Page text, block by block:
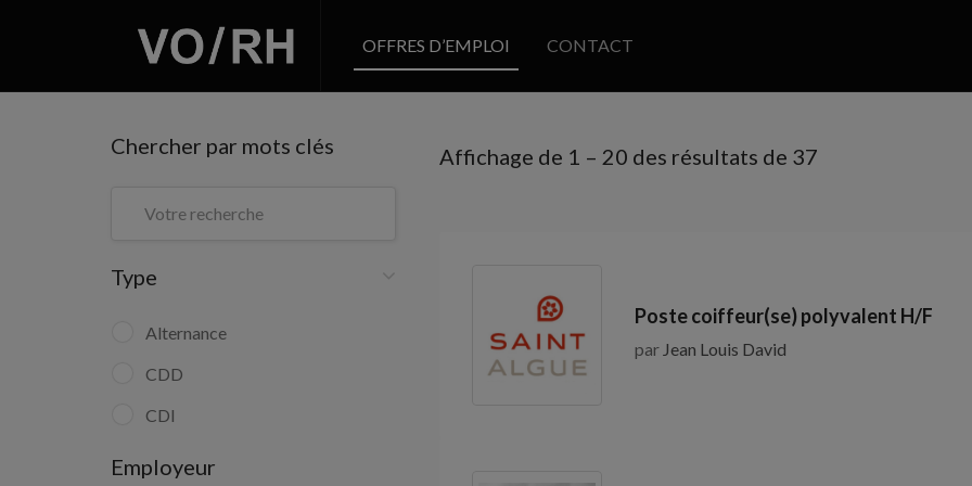
OFFRES D’EMPLOI CONTACT
Chercher par mots clés
Type
Alternance
CDD
CDI
Employeur
Affichage de 1 – 20 des résultats de 37
Poste coiffeur(se) polyvalent H/F
par Jean Louis David